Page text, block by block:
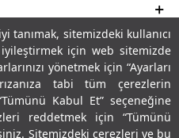
tanımak, sitemizdeki kullanıcı
için web sitemizde
yönetmek için “Ayarları
tabi tüm çerezlerin
Kabul Et” seçeneğine
reddetmek için “Tümünü
Sitemizdeki çerezleri ve bu